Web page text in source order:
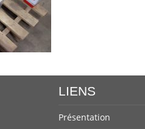
LIENS
Présentation